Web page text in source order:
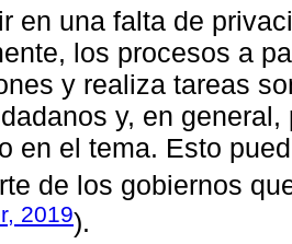
en una falta de
los procesos a
y realiza tareas
y, en
en el tema. Esto
de los gobiernos
2019).